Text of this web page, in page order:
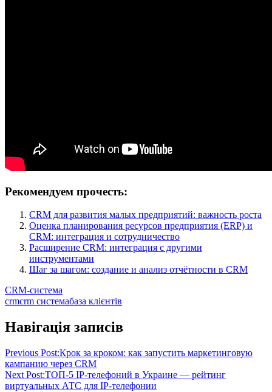
Рекомендуем прочесть:
CRM для развития малых предприятий: важность роста
Оценка планирования ресурсов предприятия (ERP) и
CRM: интеграция и сотрудничество
Расширение CRM: интеграция с другими
инструментами
Шаг за шагом: создание и анализ отчётности в CRM
CRM-система
crmcrm системабаза клієнтів
Навігація записів
Previous Post:Крок за кроком: как запустить маркетинговую
кампанию через CRM
Next Post:ТОП-5 IP-телефоний в Украине — рейтинг
виртуальных АТС для IP-телефонии